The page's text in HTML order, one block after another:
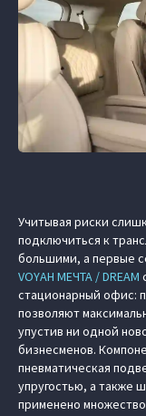
Учитывая риски
подключиться к
большими, а первые
VOYAH МЕЧТА / DREAM
стационарный офис:
позволяют
упустив ни одной
бизнесменов.
пневматическая
упругостью, а также
применено